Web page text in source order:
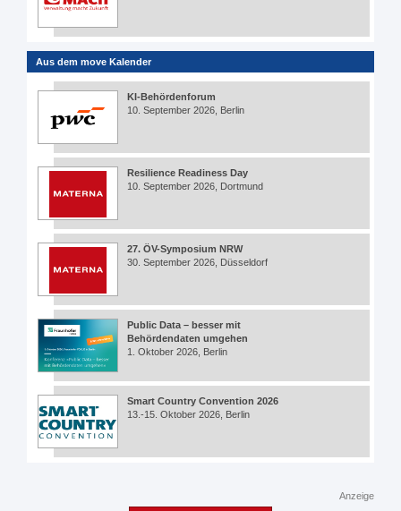
Aus dem move Kalender
KI-Behördenforum
10. September 2026, Berlin
Resilience Readiness Day
10. September 2026, Dortmund
27. ÖV-Symposium NRW
30. September 2026, Düsseldorf
Public Data – besser mit
Behördendaten umgehen
1. Oktober 2026, Berlin
Smart Country Convention 2026
13.-15. Oktober 2026, Berlin
Anzeige